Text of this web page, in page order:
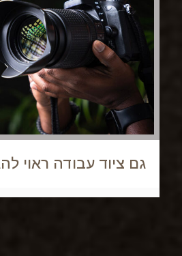
גם ציוד עבודה ראוי